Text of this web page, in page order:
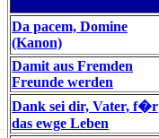
Da pacem, Domine
(Kanon)
Damit aus Fremden
Freunde werden
Dank sei dir, Vater, f�r
das ewge Leben